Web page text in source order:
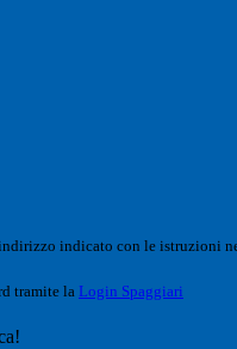
indicato con le istruzioni
tramite la Login Spaggiari